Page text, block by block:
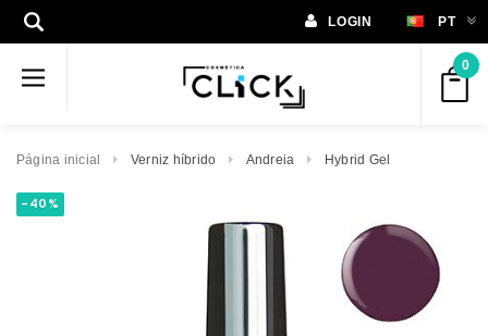
LOGIN PT
0
Página inicial Verniz híbrido Andreia Hybrid Gel
-40%